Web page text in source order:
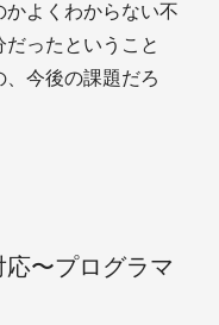
よくわからない不
ったということ
今後の課題だろ
〜プログラマ